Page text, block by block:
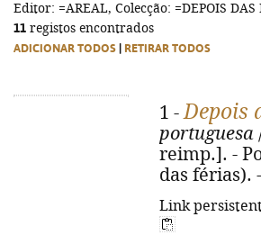
Editor: =AREAL, Colecção: =DEPOIS DAS
11 registos encontrados
ADICIONAR TODOS RETIRAR TODOS
1 -Depois
portuguesa
reimp.]. -
das férias).
Link